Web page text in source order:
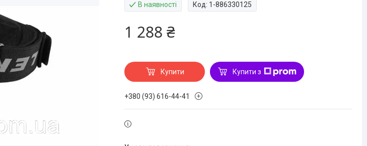
В наявності Код: 1-886330125
1 288 ₴
Купити Купити з
+380 (93) 616-44-41